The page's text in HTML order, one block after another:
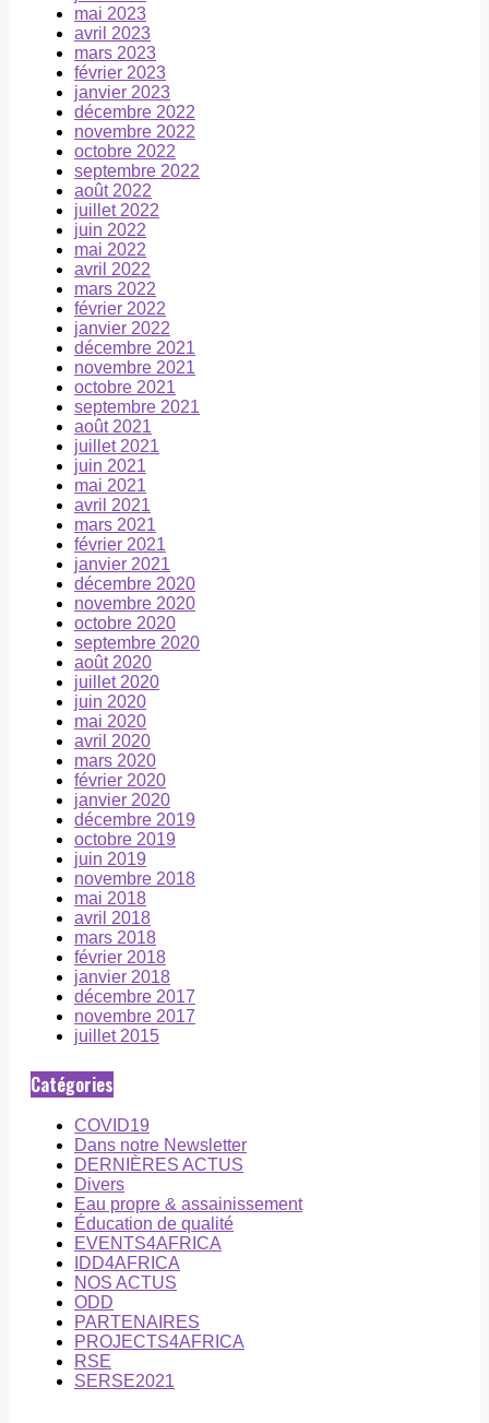
mai 2023
avril 2023
mars 2023
février 2023
janvier 2023
décembre 2022
novembre 2022
octobre 2022
septembre 2022
août 2022
juillet 2022
juin 2022
mai 2022
avril 2022
mars 2022
février 2022
janvier 2022
décembre 2021
novembre 2021
octobre 2021
septembre 2021
août 2021
juillet 2021
juin 2021
mai 2021
avril 2021
mars 2021
février 2021
janvier 2021
décembre 2020
novembre 2020
octobre 2020
septembre 2020
août 2020
juillet 2020
juin 2020
mai 2020
avril 2020
mars 2020
février 2020
janvier 2020
décembre 2019
octobre 2019
juin 2019
novembre 2018
mai 2018
avril 2018
mars 2018
février 2018
janvier 2018
décembre 2017
novembre 2017
juillet 2015
Catégories
COVID19
Dans notre Newsletter
DERNIÈRES ACTUS
Divers
Eau propre & assainissement
Éducation de qualité
EVENTS4AFRICA
IDD4AFRICA
NOS ACTUS
ODD
PARTENAIRES
PROJECTS4AFRICA
RSE
SERSE2021